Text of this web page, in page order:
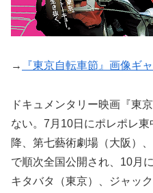
→ 『東京自転車節』画像ギ
ドキュメンタリー映画『東
ない。7月10日にポレポレ
降、第七藝術劇場（大阪）
で順次全国公開され、10月
キタバタ（東京）、ジャッ